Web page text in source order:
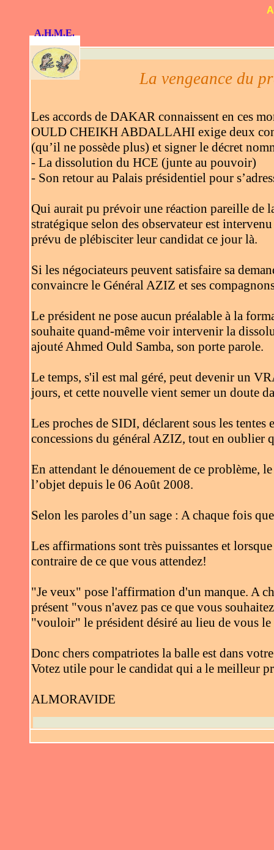
A.H.M.E.
La vengeance du
Les accords de DAKAR connaissent en ces
OULD CHEIKH ABDALLAHI exige deux
(qu’il ne possède plus) et signer le décret
- La dissolution du HCE (junte au pouvoir)
- Son retour au Palais présidentiel pour
Qui aurait pu prévoir une réaction pareille
stratégique selon des observateur est
prévu de plébisciter leur candidat ce jour là.
Si les négociateurs peuvent satisfaire sa
convaincre le Général AZIZ et ses
Le président ne pose aucun préalable à la
souhaite quand-même voir intervenir la
ajouté Ahmed Ould Samba, son porte parole.
Le temps, s'il est mal géré, peut devenir un
jours, et cette nouvelle vient semer un doute
Les proches de SIDI, déclarent sous les
concessions du général AZIZ, tout en oublier
En attendant le dénouement de ce problème,
l’objet depuis le 06 Août 2008.
Selon les paroles d’un sage : A chaque fois
Les affirmations sont très puissantes et
contraire de ce que vous attendez!
"Je veux" pose l'affirmation d'un manque. A
présent "vous n'avez pas ce que vous
"vouloir" le président désiré au lieu de vous
Donc chers compatriotes la balle est dans
Votez utile pour le candidat qui a le meilleur
ALMORAVIDE